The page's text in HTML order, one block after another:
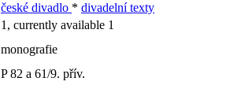
české divadlo * divadelní texty
1, currently available 1
monografie
P 82 a 61/9. přív.